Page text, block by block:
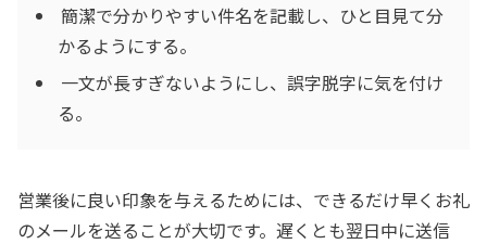
簡潔で分かりやすい件名を記載し、ひと目見て分
かるようにする。
一文が長すぎないようにし、誤字脱字に気を付け
る。
営業後に良い印象を与えるためには、できるだけ早くお礼
のメールを送ることが大切です。遅くとも翌日中に送信